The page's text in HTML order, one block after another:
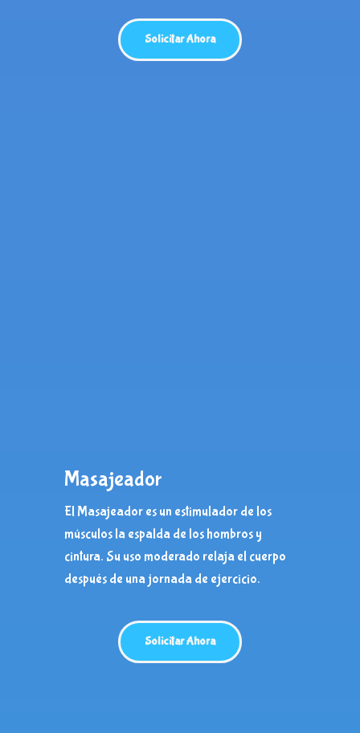
Solicitar Ahora
Masajeador
El Masajeador es un estimulador de los
músculos la espalda de los hombros y
cintura. Su uso moderado relaja el cuerpo
después de una jornada de ejercicio.
Solicitar Ahora